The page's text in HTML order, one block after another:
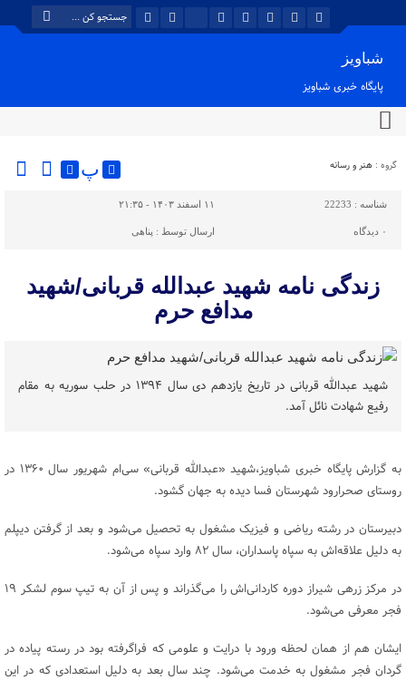
شباویز
پایگاه خبری شباویز
گروه : هنر و رسانه پ
شناسه : 22233 ۱۱ اسفند ۱۴۰۳ - ۲۱:۳۵
۰ دیدگاه ارسال توسط : پناهی
زندگی نامه شهید عبدالله قربانی/شهید
مدافع حرم
شهید عبدالله قربانی در تاریخ یازدهم دی‌ سال ۱۳۹۴ در حلب سوریه به مقام
رفیع شهادت نائل آمد.
به گزارش پایگاه خبری شباویز،شهید «عبدالله قربانی» سی‌ام شهریور سال ۱۳۶۰ در
روستای صحرارود شهرستان فسا دیده به جهان گشود.
دبیرستان در رشته ریاضی و فیزیک مشغول به تحصیل می‌شود و بعد از گرفتن دیپلم
به دلیل علاقه‌اش به سپاه پاسداران، سال ۸۲ وارد سپاه می‌شود.
در مرکز زرهی شیراز دوره کاردانی‌اش را می‌گذراند و پس از آن به تیپ سوم لشکر ۱۹
فجر معرفی می‌شود.
ایشان هم از همان لحظه ورود با درایت و علومی که فراگرفته بود در رسته پیاده در
گردان فجر مشغول به خدمت می‌شود. چند سال بعد به دلیل استعدادی که در این